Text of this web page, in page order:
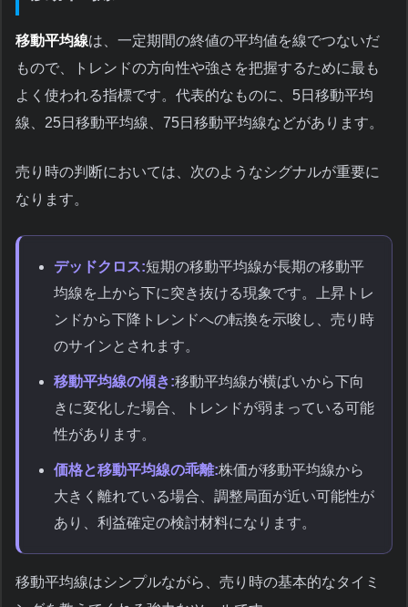
移動平均線は、一定期間の終値の平均値を線でつないだ
もので、トレンドの方向性や強さを把握するために最も
よく使われる指標です。代表的なものに、5日移動平均
線、25日移動平均線、75日移動平均線などがあります。
売り時の判断においては、次のようなシグナルが重要に
なります。
デッドクロス:短期の移動平均線が長期の移動平
均線を上から下に突き抜ける現象です。上昇トレ
ンドから下降トレンドへの転換を示唆し、売り時
のサインとされます。
移動平均線の傾き:移動平均線が横ばいから下向
きに変化した場合、トレンドが弱まっている可能
性があります。
価格と移動平均線の乖離:株価が移動平均線から
大きく離れている場合、調整局面が近い可能性が
あり、利益確定の検討材料になります。
移動平均線はシンプルながら、売り時の基本的なタイミ